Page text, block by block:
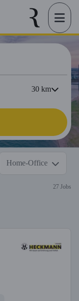
30 km
Home-Office
27 Jobs